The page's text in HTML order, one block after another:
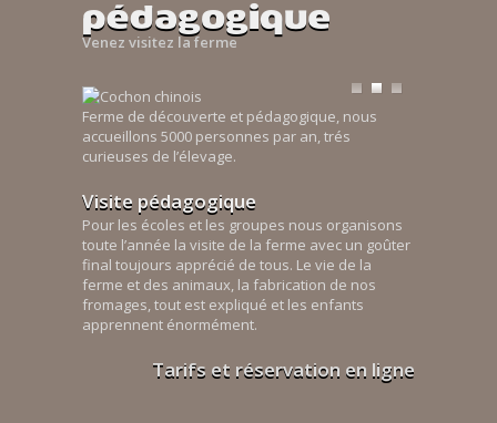
pédagogique
Venez visitez la ferme
Ferme de découverte et pédagogique, nous
accueillons 5000 personnes par an, trés
curieuses de l’élevage.
Visite pédagogique
Pour les écoles et les groupes nous organisons
toute l’année la visite de la ferme avec un goûter
final toujours apprécié de tous. Le vie de la
ferme et des animaux, la fabrication de nos
fromages, tout est expliqué et les enfants
apprennent énormément.
Tarifs et réservation en ligne